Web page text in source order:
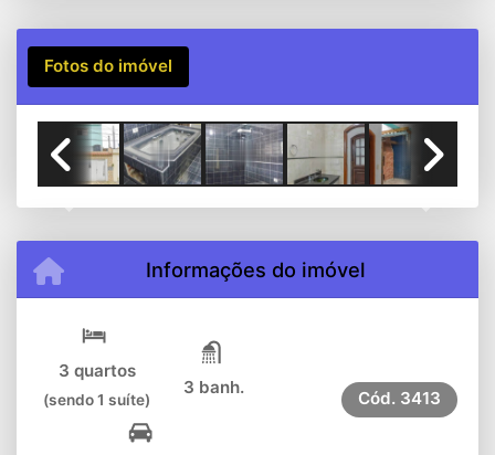
Fotos do imóvel
Informações do imóvel
3 quartos
(sendo 1 suíte)
3 banh.
Cód. 3413